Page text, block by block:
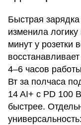
Быстрая
изменила
минут у розетки
4–6 часов
Вт за полчаса
14 AI+ с PD 100
быстрее.